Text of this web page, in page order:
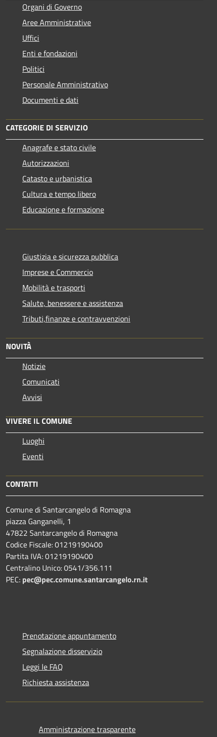
Organi di Governo
Aree Amministrative
Uffici
Enti e fondazioni
Politici
Personale Amministrativo
Documenti e dati
CATEGORIE DI SERVIZIO
Anagrafe e stato civile
Autorizzazioni
Catasto e urbanistica
Cultura e tempo libero
Educazione e formazione
Giustizia e sicurezza pubblica
Imprese e Commercio
Mobilità e trasporti
Salute, benessere e assistenza
Tributi,finanze e contravvenzioni
NOVITÀ
Notizie
Comunicati
Avvisi
VIVERE IL COMUNE
Luoghi
Eventi
CONTATTI
Comune di Santarcangelo di Romagna
piazza Ganganelli, 1
47822 Santarcangelo di Romagna
Codice Fiscale: 01219190400
Partita IVA: 01219190400
Centralino Unico: 0541/356.111
PEC: pec@pec.comune.santarcangelo.rn.it
Prenotazione appuntamento
Segnalazione disservizio
Leggi le FAQ
Richiesta assistenza
Amministrazione trasparente